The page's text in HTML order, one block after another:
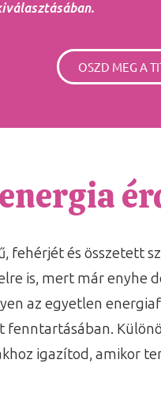
OSZD MEG A
fehérjét és összetett
is, mert már enyhe
az egyetlen
fenntartásában.
igazítod, amikor